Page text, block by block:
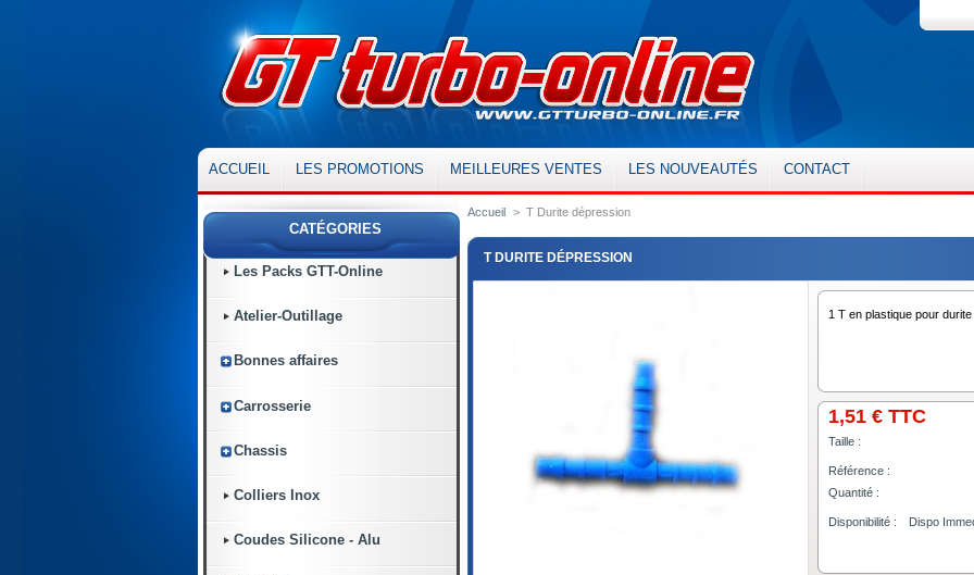
ACCUEIL LES PROMOTIONS MEILLEURES VENTES LES NOUVEAUTÉS CONTACT
CATÉGORIES
Les Packs GTT-Online
Atelier-Outillage
Bonnes affaires
Carrosserie
Chassis
Colliers Inox
Coudes Silicone - Alu
Accueil > T Durite dépression
T DURITE DÉPRESSION
1 T en plastique pour
1,51 € TTC
Taille :
Référence :
Quantité :
Disponibilité : Dispo